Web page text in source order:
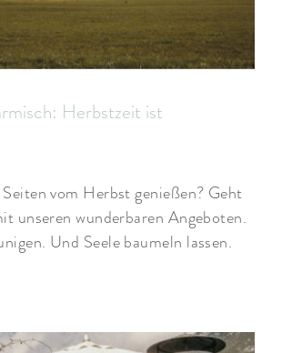
Herbstzeit ist
vom Herbst genießen? Geht
unseren wunderbaren Angeboten.
Und Seele baumeln lassen.